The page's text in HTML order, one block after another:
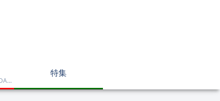
Dell OptiPlex、NEC LAVIE DA770、HP DT 24-cr2000、ASUS V470VAK、Dell 24 AIO EC24250などを掲載したデスクトップPC一覧です。一体型や整備済み品を比較しながら、用途に合うモデルを選べます。
特集